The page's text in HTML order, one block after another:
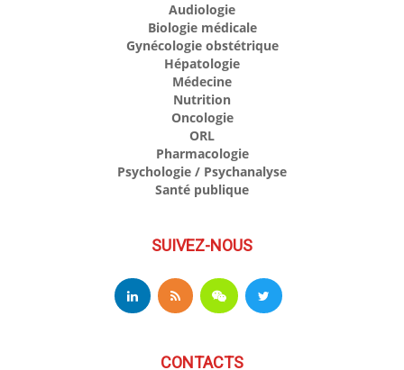
Audiologie
Biologie médicale
Gynécologie obstétrique
Hépatologie
Médecine
Nutrition
Oncologie
ORL
Pharmacologie
Psychologie / Psychanalyse
Santé publique
SUIVEZ-NOUS
CONTACTS